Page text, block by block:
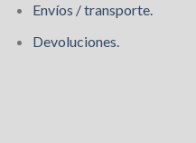
Envíos / transporte.
Devoluciones.